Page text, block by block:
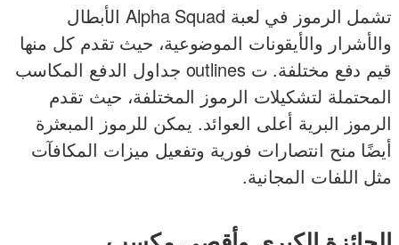
تشمل الرموز في لعبة Alpha Squad الأبطال
والأشرار والأيقونات الموضوعية، حيث تقدم كل منها
قيم دفع مختلفة. ت outlines جداول الدفع المكاسب
المحتملة لتشكيلات الرموز المختلفة، حيث تقدم
الرموز البرية أعلى العوائد. يمكن للرموز المبعثرة
أيضًا منح انتصارات فورية وتفعيل ميزات المكافآت
مثل اللفات المجانية.